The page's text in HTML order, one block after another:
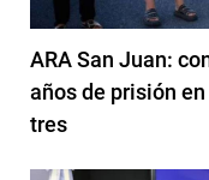
ARA San Juan:
años de prisión
tres